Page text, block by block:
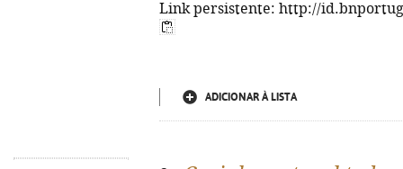
Link persistente: http://
ADICIONAR À LISTA